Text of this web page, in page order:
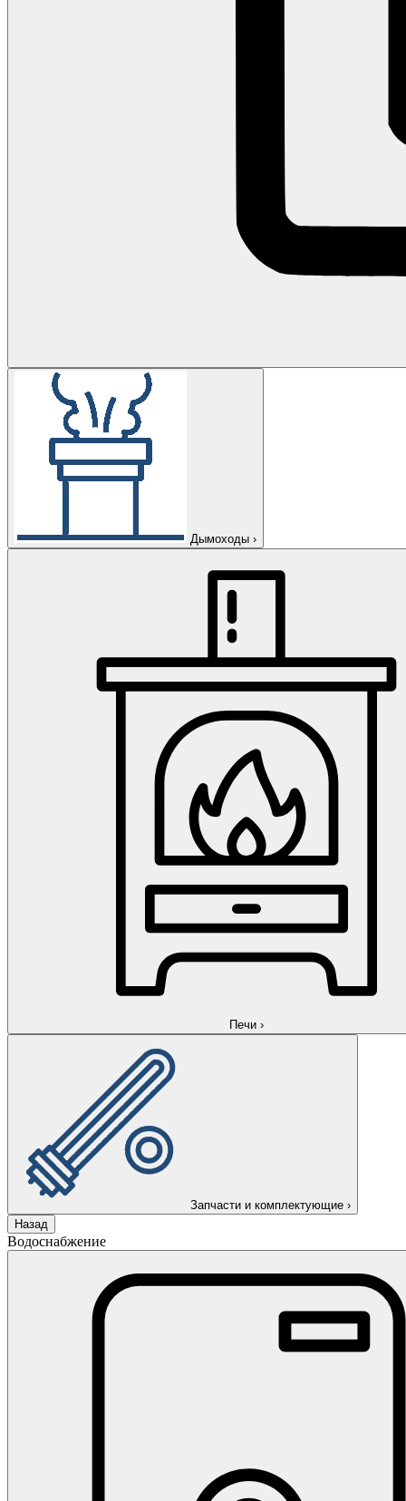
Дымоходы ›
Печи ›
Запчасти и комплектующие ›
Назад
Водоснабжение